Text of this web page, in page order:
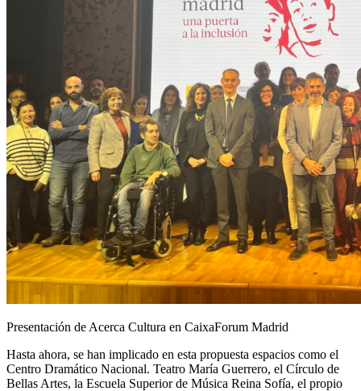
Presentación de Acerca Cultura en CaixaForum Madrid
Hasta ahora, se han implicado en esta propuesta espacios como el
Centro Dramático Nacional. Teatro María Guerrero, el Círculo de
Bellas Artes, la Escuela Superior de Música Reina Sofía, el propio